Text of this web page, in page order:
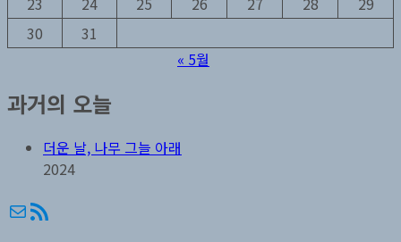
30
31
« 5월
과거의 오늘
더운 날, 나무 그늘 아래
2024
메일RSS